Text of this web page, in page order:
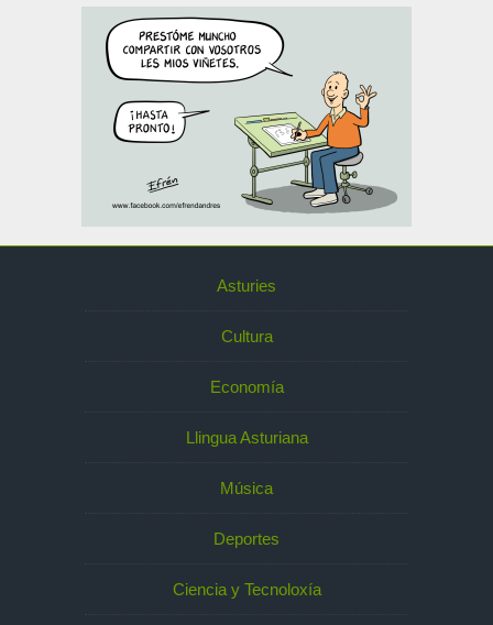
Asturies
Cultura
Economía
Llingua Asturiana
Música
Deportes
Ciencia y Tecnoloxía